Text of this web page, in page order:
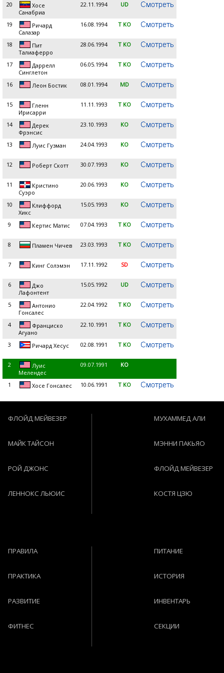
20
Хосе
Санабриа
22.11.1994 UD
19
Ричард
Салазар
16.08.1994 T KO
18
Пит
Талиаферро
28.06.1994 T KO
17
Даррелл
Синглетон
06.05.1994 T KO
16 Леон Бостик 08.01.1994 MD
15
Гленн
Ирисарри
11.11.1993 T KO
14
Дерек
Фрэнсис
23.10.1993 KO
13 Луис Гузман 24.04.1993 KO
12 Роберт Скотт 30.07.1993 KO
11
Кристино
Суэро
20.06.1993 KO
10
Клиффорд
Хикс
15.05.1993 KO
9 Кертис Матис 07.04.1993 T KO
8 Пламен Чичев 23.03.1993 T KO
7 Кинг Солэмэн 17.11.1992 SD
6
Джо
Лафонтент
15.05.1992 UD
5
Антонио
Гонсалес
22.04.1992 T KO
4
Франциско
Агуано
22.10.1991 T KO
3 Ричард Хесус 02.08.1991 T KO
2
Луис
Мелендес
09.07.1991 KO
1 Хосе Гонсалес 10.06.1991 T KO
ФЛОЙД МЕЙВЕЗЕР
МАЙК ТАЙСОН
РОЙ ДЖОНС
ЛЕННОКС ЛЬЮИС
МУХАММЕД АЛИ
МЭННИ ПАКЬЯО
ФЛОЙД МЕЙВЕЗЕР
КОСТЯ ЦЗЮ
ПРАВИЛА
ПРАКТИКА
РАЗВИТИЕ
ФИТНЕС
ПИТАНИЕ
ИСТОРИЯ
ИНВЕНТАРЬ
СЕКЦИИ